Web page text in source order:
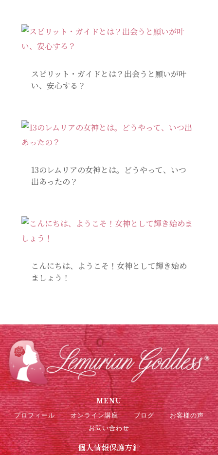
スピリット・ガイドとは？出会うと願いが叶
い、安心する？
13のレムリアの女神とは。どうやって、いつ
出あったの？
こんにちは、ようこそ！女神として輝き始め
ましょう！
MENU
プロフィール オンライン講座 ブログ
お客様の声
お問い合わせ
個人情報保護方針